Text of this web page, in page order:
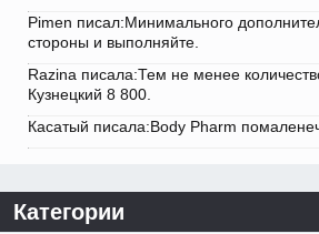
Pimen писал:Минимального
стороны и выполняйте.
Razina писала:Тем не менее
Кузнецкий 8 800.
Касатый писала:Body Pharm
Категории